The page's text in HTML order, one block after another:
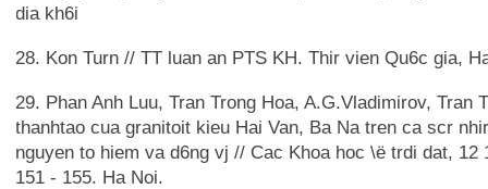
dia kh6i
28. Kon Turn // TT luan an PTS KH. Thir vien Qu6c gia,
29. Phan Anh Luu, Tran Trong Hoa, A.G.Vladimirov, Tran
thanhtao cua granitoit kieu Hai Van, Ba Na tren ca scr
nguyen to hiem va d6ng vj // Cac Khoa hoc \ё trdi dat, 12
151 - 155. Ha Noi.